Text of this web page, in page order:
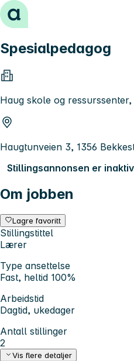
Hopp til innhold
Spesialpedagog
Haug skole og
Haugtunveien 3, 1356
Stillingsannonsen er
Om jobben
Lagre favoritt
Stillingstittel
Lærer
Type ansettelse
Fast, heltid 100%
Arbeidstid
Dagtid, ukedager
Antall stillinger
2
Vis flere detaljer